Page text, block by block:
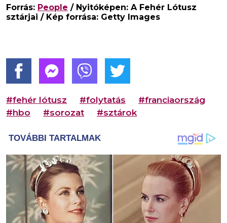
Forrás: People / Nyitóképen: A Fehér Lótusz
sztárjai / Kép forrása: Getty Images
#fehér lótusz #folytatás
#franciaország
#hbo
#sorozat #sztárok